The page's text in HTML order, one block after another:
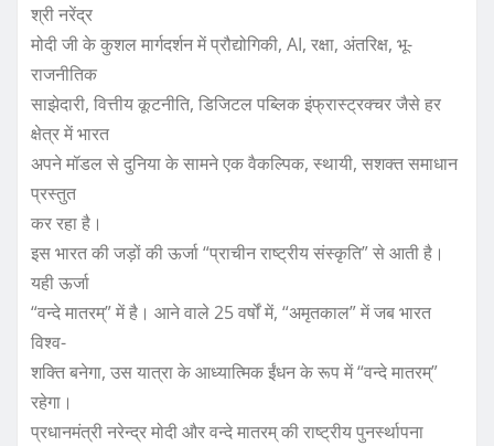
श्री नरेंद्र
मोदी जी के कुशल मार्गदर्शन में प्रौद्योगिकी, AI, रक्षा, अंतरिक्ष, भू-
राजनीतिक
साझेदारी, वित्तीय कूटनीति, डिजिटल पब्लिक इंफ्रास्ट्रक्चर जैसे हर
क्षेत्र में भारत
अपने मॉडल से दुनिया के सामने एक वैकल्पिक, स्थायी, सशक्त समाधान
प्रस्तुत
कर रहा है।
इस भारत की जड़ों की ऊर्जा “प्राचीन राष्ट्रीय संस्कृति” से आती है।
यही ऊर्जा
“वन्दे मातरम्” में है। आने वाले 25 वर्षों में, “अमृतकाल” में जब भारत
विश्व-
शक्ति बनेगा, उस यात्रा के आध्यात्मिक ईंधन के रूप में “वन्दे मातरम्”
रहेगा।
प्रधानमंत्री नरेन्द्र मोदी और वन्दे मातरम् की राष्ट्रीय पुनर्स्थापना